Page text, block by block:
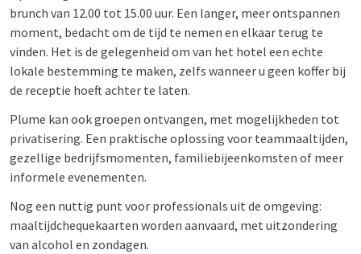
brunch van 12.00 tot 15.00 uur. Een langer, meer ontspannen
moment, bedacht om de tijd te nemen en elkaar terug te
vinden. Het is de gelegenheid om van het hotel een echte
lokale bestemming te maken, zelfs wanneer u geen koffer bij
de receptie hoeft achter te laten.
Plume kan ook groepen ontvangen, met mogelijkheden tot
privatisering. Een praktische oplossing voor teammaaltijden,
gezellige bedrijfsmomenten, familiebijeenkomsten of meer
informele evenementen.
Nog een nuttig punt voor professionals uit de omgeving:
maaltijdchequekaarten worden aanvaard, met uitzondering
van alcohol en zondagen.